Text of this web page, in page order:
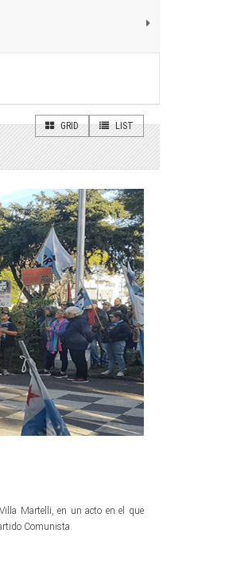
GRID LIST
Martelli, en un acto en el que
Comunista.